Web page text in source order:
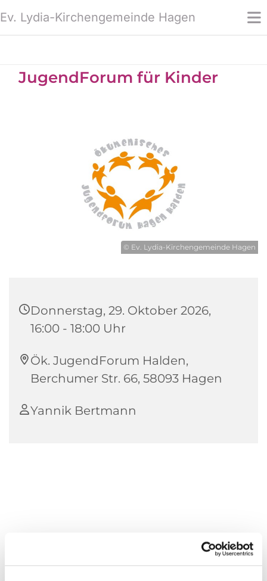
Ev. Lydia-Kirchengemeinde Hagen
JugendForum für Kinder
© Ev. Lydia-Kirchengemeinde Hagen
Donnerstag, 29. Oktober 2026,
16:00 - 18:00 Uhr
Ök. JugendForum Halden,
Berchumer Str. 66, 58093 Hagen
Yannik Bertmann